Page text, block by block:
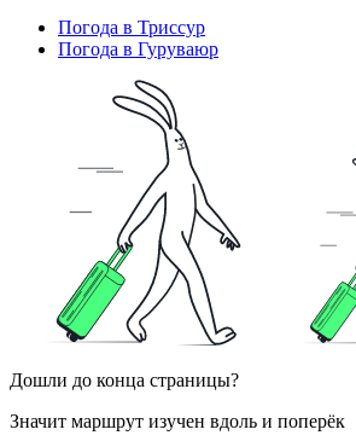
Погода в Триссур
Погода в Гуруваюр
Дошли до конца страницы?
Значит маршрут изучен вдоль и поперёк